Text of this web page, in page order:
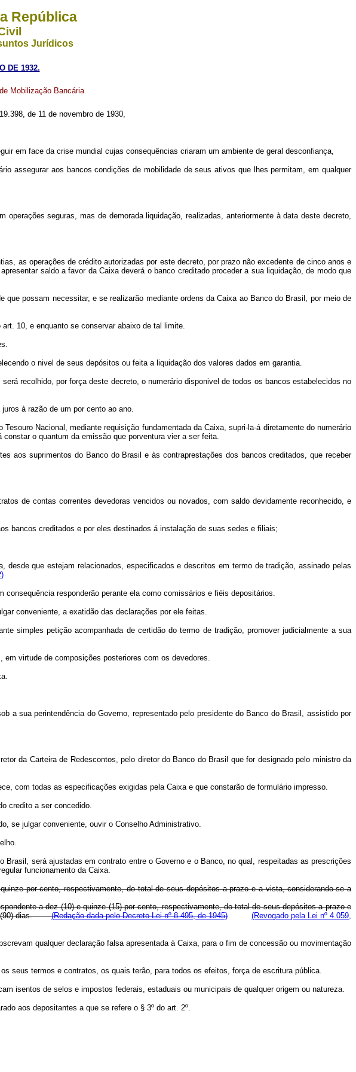
República
Jurídicos
DE 1932.
Mobilização Bancária
de 11 de novembro de 1930,
em face da crise mundial cujas consequências criaram um ambiente de geral desconfiança,
aos bancos condições de mobilidade de seus ativos que lhes permitam, em qualquer
seguras, mas de demorada liquidação, realizadas, anteriormente à data deste decreto,
as operações de crédito autorizadas por este decreto, por prazo não excedente de cinco anos e
saldo a favor da Caixa deverá o banco creditado proceder a sua liquidação, de modo que
possam necessitar, e se realizarão mediante ordens da Caixa ao Banco do Brasil, por meio de
10, e enquanto se conservar abaixo de tal limite.
o nivel de seus depósitos ou feita a liquidação dos valores dados em garantia.
recolhido, por força deste decreto, o numerário disponivel de todos os bancos estabelecidos no
à razão de um por cento ao ano.
Nacional, mediante requisição fundamentada da Caixa, supri-la-á diretamente do numerário
o quantum da emissão que porventura vier a ser feita.
suprimentos do Banco do Brasil e às contraprestações dos bancos creditados, que receber
de contas correntes devedoras vencidos ou novados, com saldo devidamente reconhecido, e
creditados e por eles destinados á instalação de suas sedes e filiais;
que estejam relacionados, especificados e descritos em termo de tradição, assinado pelas
responderão perante ela como comissários e fiéis depositários.
conveniente, a exatidão das declarações por ele feitas.
petição acompanhada de certidão do termo de tradição, promover judicialmente a sua
virtude de composições posteriores com os devedores.
a sua perintendência do Governo, representado pelo presidente do Banco do Brasil, assistido por
Carteira de Redescontos, pelo diretor do Banco do Brasil que for designado pelo ministro da
com todas as especificações exigidas pela Caixa e que constarão de formulário impresso.
credito a ser concedido.
se julgar conveniente, ouvir o Conselho Administrativo.
será ajustadas em contrato entre o Governo e o Banco, no qual, respeitadas as prescrições
funcionamento da Caixa.
por cento, respectivamente, do total de seus depósitos a prazo e a vista, considerando-se a
a dez (10) e quinze (15) por cento, respectivamente, do total de seus depósitos a prazo e
(90) dias.(Redação dada pelo Decreto-Lei nº 8.495, de 1945)
(Revogado pela Lei nº 4.059,
qualquer declaração falsa apresentada à Caixa, para o fim de concessão ou movimentação
seus termos e contratos, os quais terão, para todos os efeitos, força de escritura pública.
isentos de selos e impostos federais, estaduais ou municipais de qualquer origem ou natureza.
aos depositantes a que se refere o § 3º do art. 2º.